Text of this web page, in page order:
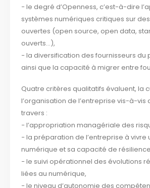
− le degré d’Openness, c’est-à-dire
systèmes numériques critiques sur
ouvertes (open source, open data,
ouverts…),
− la diversification des fournisseurs du
ainsi que la capacité à migrer entre
Quatre critères qualitatifs évaluent, la
l’organisation de l’entreprise vis-à-vis
travers :
− l’appropriation managériale des
− la préparation de l’entreprise à
numérique et sa capacité de
− le suivi opérationnel des évolutions
liées au numérique,
− le niveau d’autonomie des